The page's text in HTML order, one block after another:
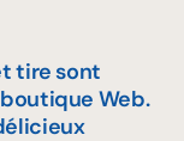
tire sont
Web.